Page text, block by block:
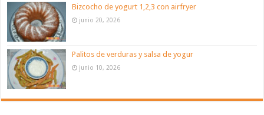
Bizcocho de yogurt 1,2,3 con airfryer
junio 20, 2026
Palitos de verduras y salsa de yogur
junio 10, 2026